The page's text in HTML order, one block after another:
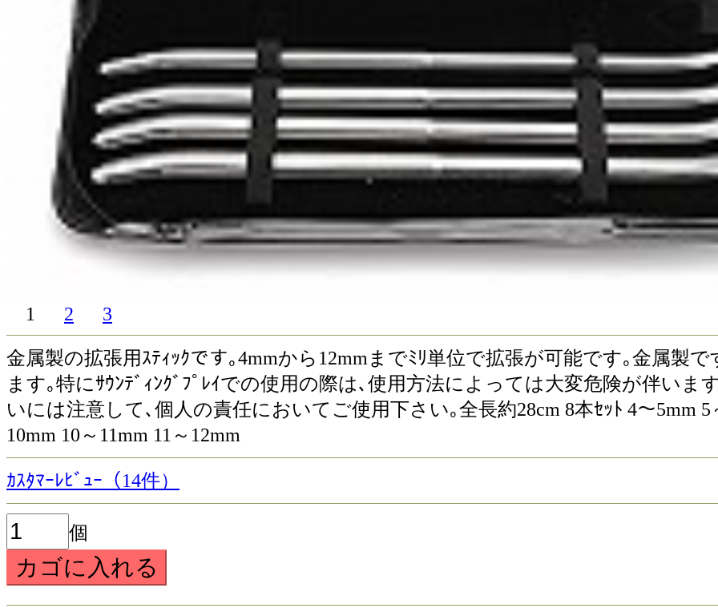
1 2 3
金属製の拡張用ｽﾃｨｯｸです｡4mmから12mmまでﾐﾘ単位で拡張が可能です｡金属製
ます｡特にｻｳﾝﾃﾞｨﾝｸﾞﾌﾟﾚｲでの使用の際は､使用方法によっては大変危険が伴い
いには注意して､個人の責任においてご使用下さい｡全長約28cm 8本ｾｯﾄ 4～5mm 5
10mm 10～11mm 11～12mm
ｶｽﾀﾏｰﾚﾋﾞｭｰ（14件）
個